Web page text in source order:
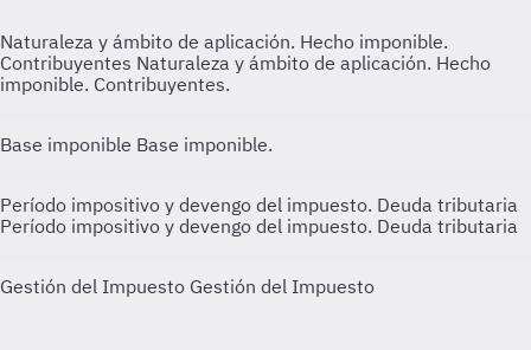
Naturaleza y ámbito de aplicación. Hecho imponible.
Contribuyentes Naturaleza y ámbito de aplicación. Hecho
imponible. Contribuyentes.
Base imponible Base imponible.
Período impositivo y devengo del impuesto. Deuda tributaria
Período impositivo y devengo del impuesto. Deuda tributaria
Gestión del Impuesto Gestión del Impuesto